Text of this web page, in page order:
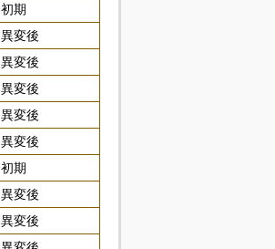
初期
異変後
異変後
異変後
異変後
異変後
初期
異変後
異変後